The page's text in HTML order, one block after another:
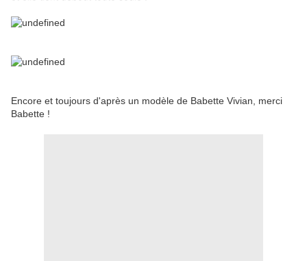
Encore et toujours d'après un modèle de Babette Vivian, merci
Babette !